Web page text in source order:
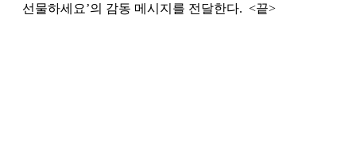
선물하세요’의 감동 메시지를 전달한다. <끝>